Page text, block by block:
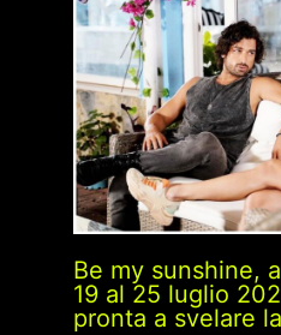
Be my sunshine,
19 al 25 luglio
pronta a svelare